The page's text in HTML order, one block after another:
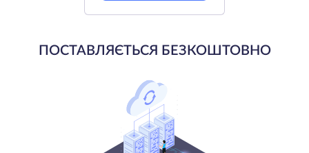
ПОСТАВЛЯЄТЬСЯ БЕЗКОШТОВНО